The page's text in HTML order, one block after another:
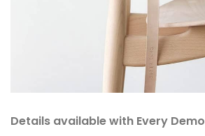
Details available with Every Demo